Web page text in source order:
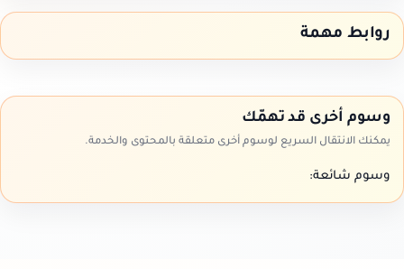
روابط مهمة
وسوم أخرى قد تهمّك
يمكنك الانتقال السريع لوسوم أخرى متعلقة بالمحتوى والخدمة.
وسوم شائعة: